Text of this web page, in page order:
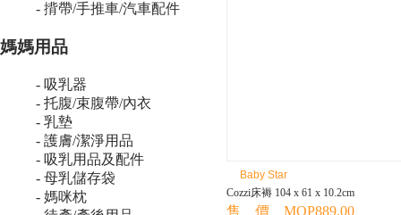
- 揹帶/手推車/汽車配件
媽媽用品
- 吸乳器
- 托腹/束腹帶/內衣
- 乳墊
- 護膚/潔淨用品
- 吸乳用品及配件
- 母乳儲存袋
- 媽咪枕
Baby Star
Cozzi床褥 104 x 61 x 10.2cm
售 價 MOP889.00